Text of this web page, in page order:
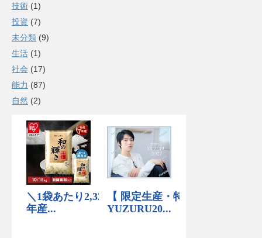
技術 (1)
投資 (7)
未分類 (9)
生活 (1)
社会 (17)
能力 (87)
自然 (2)